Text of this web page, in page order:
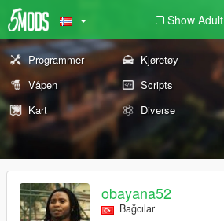
Show Adult
Programmer Kjøretøy
Våpen
Scripts
Kart
Diverse
obayana52
Bağcılar